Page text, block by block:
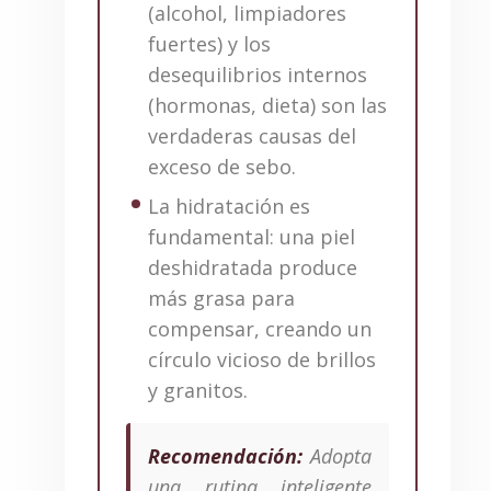
(alcohol, limpiadores
fuertes) y los
desequilibrios internos
(hormonas, dieta) son las
verdaderas causas del
exceso de sebo.
La hidratación es
fundamental: una piel
deshidratada produce
más grasa para
compensar, creando un
círculo vicioso de brillos
y granitos.
Recomendación: Adopta